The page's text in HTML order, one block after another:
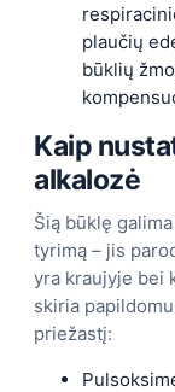
plaučių
būklių
Kaip
alkalozė
Šią būklę
tyrimą – jis
yra kraujyje bei
skiria
priežastį: